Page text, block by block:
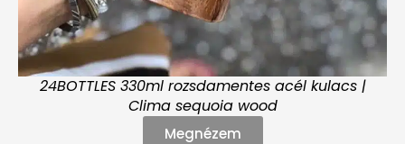
24BOTTLES 330ml rozsdamentes acél kulacs |
Clima sequoia wood
Megnézem